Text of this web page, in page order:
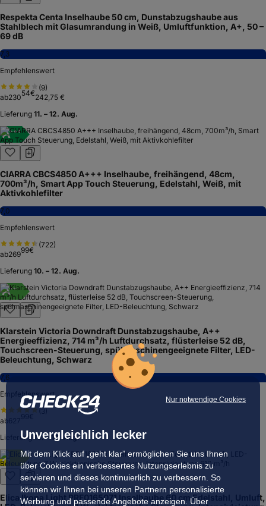
Nur notwendige Cookies
Unvergleichlich lecker
Mit dem Klick auf „geht klar” ermöglichen Sie uns Ihnen
über Cookies ein verbessertes Nutzungserlebnis zu
servieren und dieses kontinuierlich zu verbessern. So
können wir Ihnen bei unseren Partnern personalisierte
Werbung und passende Angebote anzeigen. Über
Respekta Centa Inselhaube 50 cm, Dunstabzugshaube aus
Stahlblech mit Glasumrandung in Weiß, Umluftfunktion, A+, 50 –
69 dB
7,3
Empfehlenswert
(9)
ab23054€242,75 €
Lieferung 11. – 12. Aug.
A+++
CIARRA CBCS4850 A+++ Inselhaube, freihängend, 48cm,
700m³/h, Smart App Touch Steuerung, Edelstahl, Weiß, mit
Aktivkohlefilter
7,0
Empfehlenswert
(722)
ab26999€
Lieferung 10. – 12. Aug.
A++
Klarstein Victoria Downdraft Dunstabzugshaube, A++
Energieeffizienz, 714 m³/h Luftdurchsatz, flüsterleise 52 dB,
Touchscreen-Steuerung, spülmaschinengeeignete Filter, LED-
Beleuchtung, Schwarz
7,6
Empfehlenswert
ab
Lieferung 10. – 12. Aug.
A
Elica Ikona Light PRF0165071 Inselhaube 60 cm Edelstahl, Umluft,